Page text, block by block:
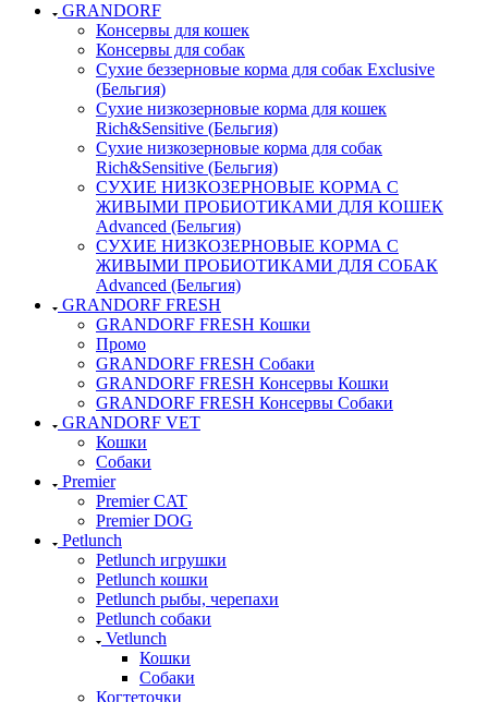
GRANDORF
Консервы для кошек
Консервы для собак
Сухие беззерновые корма для собак Exclusive
(Бельгия)
Сухие низкозерновые корма для кошек
Rich&Sensitive (Бельгия)
Сухие низкозерновые корма для собак
Rich&Sensitive (Бельгия)
СУХИЕ НИЗКОЗЕРНОВЫЕ КОРМА С
ЖИВЫМИ ПРОБИОТИКАМИ ДЛЯ КОШЕК
Advanced (Бельгия)
СУХИЕ НИЗКОЗЕРНОВЫЕ КОРМА С
ЖИВЫМИ ПРОБИОТИКАМИ ДЛЯ СОБАК
Advanced (Бельгия)
GRANDORF FRESH
GRANDORF FRESH Кошки
Промо
GRANDORF FRESH Собаки
GRANDORF FRESH Консервы Кошки
GRANDORF FRESH Консервы Собаки
GRANDORF VET
Кошки
Собаки
Premier
Premier CAT
Premier DOG
Petlunch
Petlunch игрушки
Petlunch кошки
Petlunch рыбы, черепахи
Petlunch собаки
Vetlunch
Кошки
Собаки
Когтеточки